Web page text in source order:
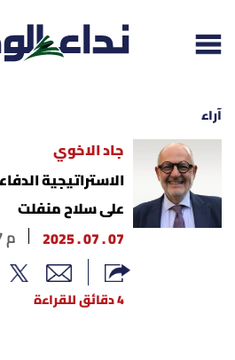
إقرأ الجريدة
لبنان
آراء
جاد الاخوي
الاستراتيجية
على سلاح منفلت
07 . 07 . 2025
12 : 07 م
4 دقائق للقراءة